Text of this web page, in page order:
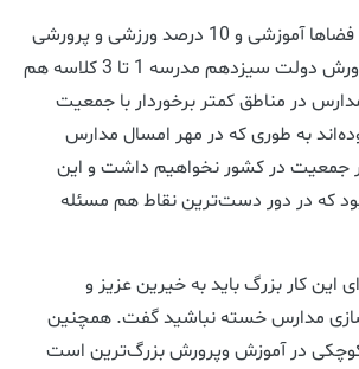
از این بین 90 درصد فضاها آموزشی و 10 درصد ورزشی و پرورشی
بوده‌اند، آموزش و پرورش دولت سیزدهم مدرسه 1 تا 3 کلاسه هم
در مناطق کمتر برخوردار با جمعیت
به طوری که در مهر امسال مدارس
بالای 10 نفر جمعیت در کشور نخواهیم داشت و این
که در دور دست‌ترین نقاط هم مسئله
این کار بزرگ باید به خیرین عزیز و
مدارس خسته نباشید گفت‌. همچنین
در آموزش وپرورش بزرگ‌ترین است